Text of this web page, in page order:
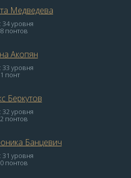
Медведева
34 уровня
понтов
Акопян
33 уровня
понт
Беркутов
32 уровня
понтов
Банцевич
31 уровня
понтов